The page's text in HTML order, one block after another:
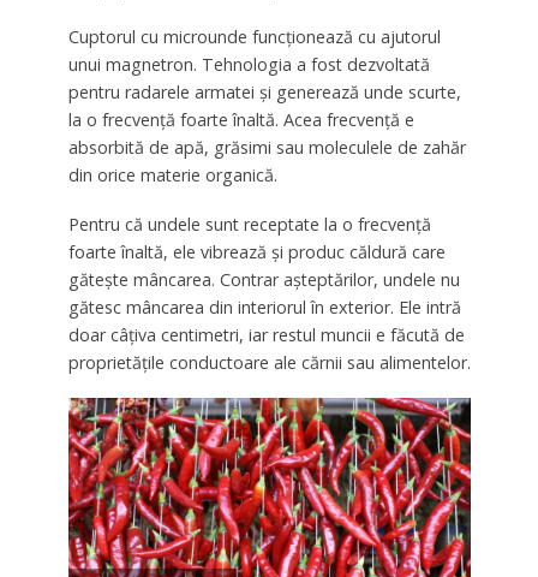
Cuptorul cu microunde funcţionează cu ajutorul
unui magnetron. Tehnologia a fost dezvoltată
pentru radarele armatei şi generează unde scurte,
la o frecvenţă foarte înaltă. Acea frecvenţă e
absorbită de apă, grăsimi sau moleculele de zahăr
din orice materie organică.
Pentru că undele sunt receptate la o frecvenţă
foarte înaltă, ele vibrează şi produc căldură care
găteşte mâncarea. Contrar aşteptărilor, undele nu
gătesc mâncarea din interiorul în exterior. Ele intră
doar câţiva centimetri, iar restul muncii e făcută de
proprietăţile conductoare ale cărnii sau alimentelor.